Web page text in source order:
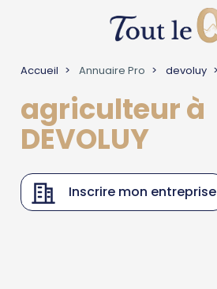
Accueil Annuaire Pro devoluy
agriculteur à
DEVOLUY
Inscrire mon entreprise